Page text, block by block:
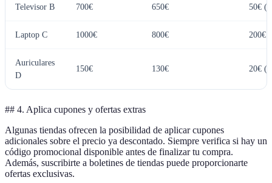
Televisor B 700€ 650€ 50€
Laptop C 1000€ 800€ 200€
Auriculares
D
150€ 130€ 20€
## 4. Aplica cupones y ofertas extras
Algunas tiendas ofrecen la posibilidad de aplicar cupones
adicionales sobre el precio ya descontado. Siempre verifica si hay un
código promocional disponible antes de finalizar tu compra.
Además, suscribirte a boletines de tiendas puede proporcionarte
ofertas exclusivas.